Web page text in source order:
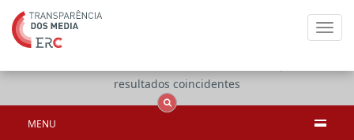
resultados coincidentes
MENU